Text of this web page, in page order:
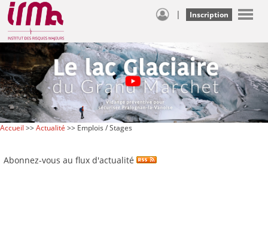
| Inscription
Accueil >>Actualité >> Emplois / Stages
Abonnez-vous au flux d'actualité